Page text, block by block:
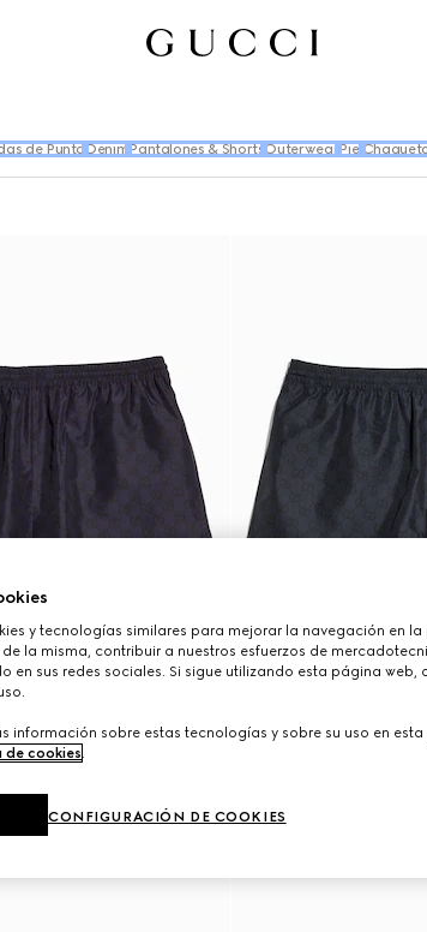
de Punto Denim Pantalones & Shorts Outerwear Piel
y tecnologías similares para mejorar la navegación en la
de la misma, contribuir a nuestros esfuerzos de
en sus redes sociales. Si sigue utilizando esta página web,
información sobre estas tecnologías y sobre su uso en
cookies.
CONFIGURACIÓN DE COOKIES